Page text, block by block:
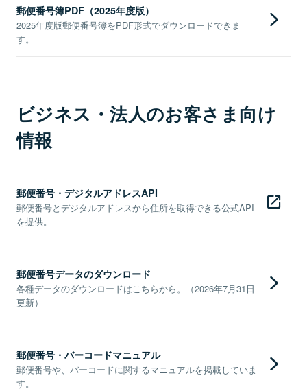
郵便番号簿PDF（2025年度版）
2025年度版郵便番号簿をPDF形式でダウンロードできま
す。
ビジネス・法人のお客さま向け
情報
郵便番号・デジタルアドレスAPI
郵便番号とデジタルアドレスから住所を取得できる公式API
を提供。
郵便番号データのダウンロード
各種データのダウンロードはこちらから。（2026年7月31日
更新）
郵便番号・バーコードマニュアル
郵便番号や、バーコードに関するマニュアルを掲載していま
す。